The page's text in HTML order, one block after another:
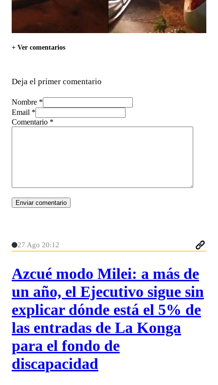
+ Ver comentarios
Deja el primer comentario
Nombre *
Email *
Comentario *
27 Ago 20:12
Azcué modo Milei: a más de
un año, el Ejecutivo sigue sin
explicar dónde está el 5% de
las entradas de La Konga
para el fondo de
discapacidad